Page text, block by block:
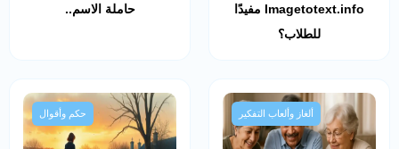
Imagetotext.info مفيدًا
للطلاب؟
حاملة الاسم..
ألغاز وألعاب التفكير حكم وأقوال